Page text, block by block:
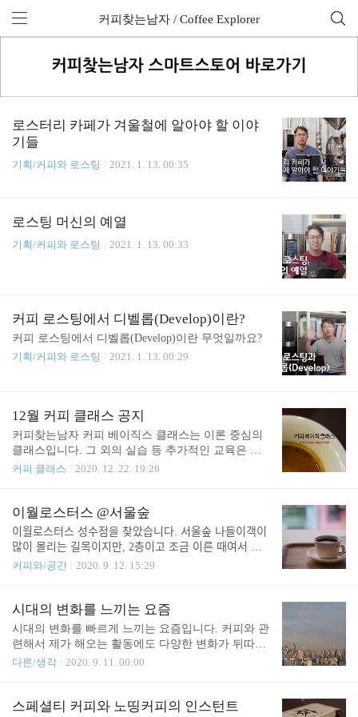
전체 글 (713)
커피찾는남자 / Coffee Explorer
로스터리 카페가 겨울철에 알아야 할 이야
기들
기획/커피와 로스팅 2021. 1. 13. 00:35
로스팅 머신의 예열
기획/커피와 로스팅 2021. 1. 13. 00:33
커피 로스팅에서 디벨롭(Develop)이란?
커피 로스팅에서 디벨롭(Develop)이란 무엇일까요?
기획/커피와 로스팅
2021. 1. 13. 00:29
12월 커피 클래스 공지
커피찾는남자 커피 베이직스 클래스는 이론 중심의
클래스입니다. 그 외의 실습 등 추가적인 교육은 예
약을 통해 맞춤식으로 진행하고 있습니다. 강의는 zo
루잉 베이직스 (Brewing Basics) 브루잉 베이직스 클
래스는 핸드드립 및 커피 추출에 대한 이론을 이해하
는 시간입니다. 커피를 이론적/체계적으로 배우기 원
하시는 분을 위한 자리입니다. 완전히 초보에게 맞춰
있는 수업이 아니라, 현업에 종사하는 경력있는 바리
보기 - 커피 브루잉/추출의 기본 역학(용해, 확산, 가
수분해) - 추출과 에너지 - TDS란 무엇인가? 어떻게
측정하는가? - SCAA 브루잉 ..
커피 클래스 2020. 12. 22. 19:26
이월로스터스 @서울숲
이월로스터스 성수점을 찾았습니다. 서울숲 나들이객이
많이 몰리는 길목이지만, 2층이고 조금 이른 때여서 손
님이 거의 없는 시간이었습니다. 주문한 커피는 에티오
흠잡을데 없는 훌륭한 한 잔이었습니다. 서울숲 나들이
길에 찾아보시길.
커피와/공간 2020. 9. 12. 15:29
시대의 변화를 느끼는 요즘
시대의 변화를 빠르게 느끼는 요즘입니다. 커피와 관
련해서 제가 해오는 활동에도 다양한 변화가 뒤따릅
니다. 정보를 습득하는 플랫폼이 유튜브로 변화하면
면 교육에서의 장점은 여전하다고 생각합니다. 다만
다른/생각 2020. 9. 11. 00:00
스페셜티 커피와 노띵커피의 인스턴트